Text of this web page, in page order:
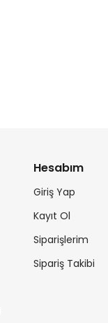
Hesabım
Giriş Yap
Kayıt Ol
Siparişlerim
Sipariş Takibi